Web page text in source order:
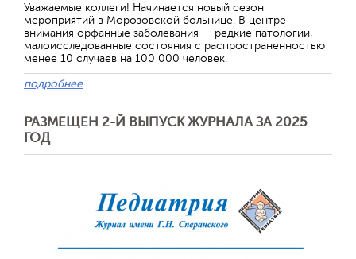
Уважаемые коллеги! Начинается новый сезон
мероприятий в Морозовской больнице. В центре
внимания орфанные заболевания — редкие патологии,
малоисследованные состояния с распространенностью
менее 10 случаев на 100 000 человек.
подробнее
РАЗМЕЩЕН 2-Й ВЫПУСК ЖУРНАЛА ЗА 2025
ГОД